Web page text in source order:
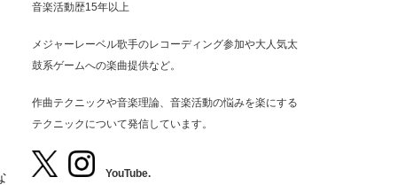
音楽活動歴15年以上
メジャーレーベル歌手のレコーディング参加や大人気太
鼓系ゲームへの楽曲提供など。
作曲テクニックや音楽理論、音楽活動の悩みを楽にする
テクニックについて発信しています。
YouTube.